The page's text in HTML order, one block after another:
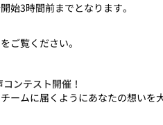
始3時間前までとなります。
ご覧ください。
ンテスト開催！
ームに届くようにあなたの想いを